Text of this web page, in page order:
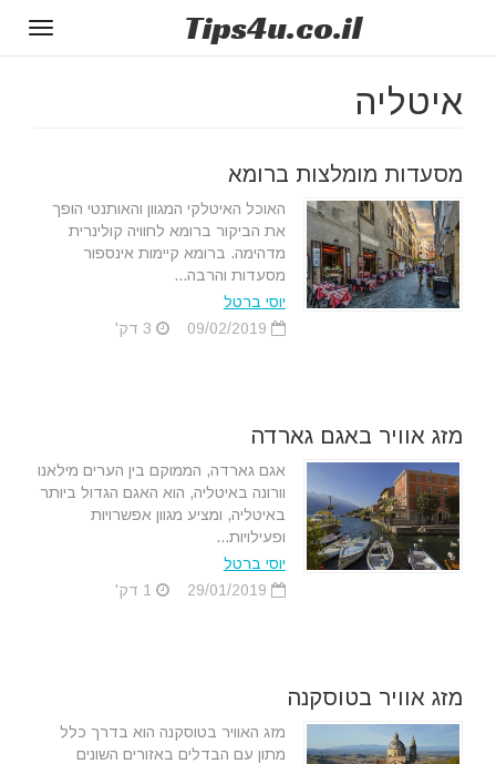
Tips4u.co.il
איטליה
מסעדות מומלצות ברומא
האוכל האיטלקי המגוון והאותנטי הופך
את הביקור ברומא לחוויה קולינרית
מדהימה. ברומא קיימות אינספור
מסעדות והרבה...
יוסי ברטל
מזג אוויר באגם גארדה
אגם גארדה, הממוקם בין הערים מילאנו
וורונה באיטליה, הוא האגם הגדול ביותר
באיטליה, ומציע מגוון אפשרויות
ופעילויות...
יוסי ברטל
מזג אוויר בטוסקנה
מזג האוויר בטוסקנה הוא בדרך כלל
מתון עם הבדלים באזורים השונים